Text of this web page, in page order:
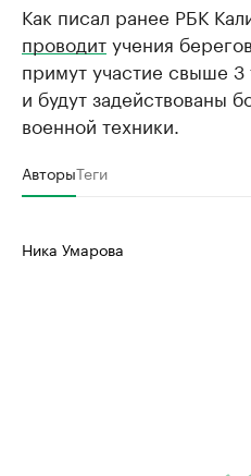
Как писал ранее РБК
проводитучения
примут участие свыше
и будут задействованы
военной техники.
АвторыТеги
Ника Умарова